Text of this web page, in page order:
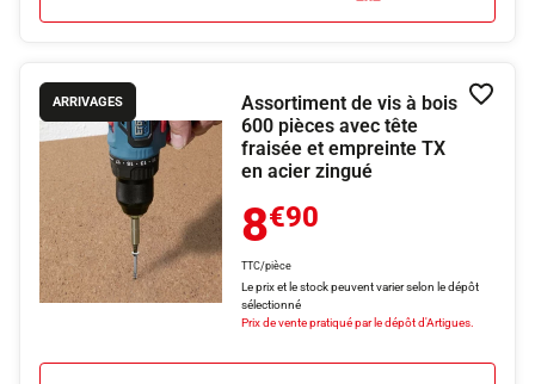
ARRIVAGES
Assortiment de vis à bois
600 pièces avec tête
fraisée et empreinte TX
en acier zingué
8€90
TTC/pièce
Le prix et le stock peuvent varier selon le dépôt
sélectionné
Prix de vente pratiqué par le dépôt d'Artigues.